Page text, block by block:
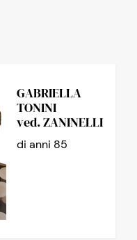
GABRIELLA
TONINI
ved. ZANINELLI
di anni 85